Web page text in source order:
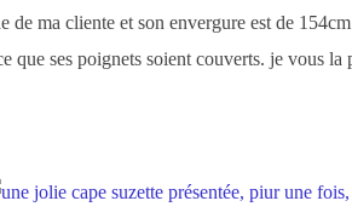
de ma cliente et son envergure est de
que ses poignets soient couverts. je vous la